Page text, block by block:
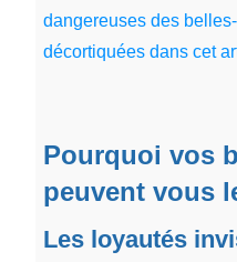
dangereuses des
décortiquées dans cet
Pourquoi vos
peuvent vous
Les loyautés